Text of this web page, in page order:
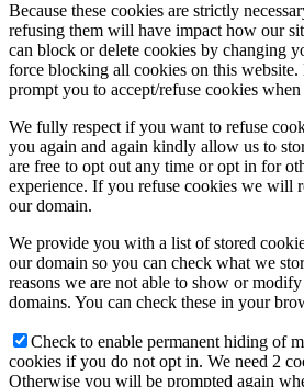
Because these cookies are strictly
refusing them will have impact how our
can block or delete cookies by changing
force blocking all cookies on this
prompt you to accept/refuse cookies
We fully respect if you want to refuse
you again and again kindly allow us to
are free to opt out any time or opt in for
experience. If you refuse cookies we will
our domain.
We provide you with a list of stored
our domain so you can check what we
reasons we are not able to show or
domains. You can check these in your
Check to enable permanent hiding of
cookies if you do not opt in. We need 2
Otherwise you will be prompted again